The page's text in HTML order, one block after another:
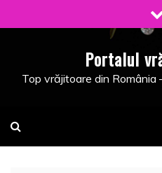
to
Portalul
Top vrăjitoare din România